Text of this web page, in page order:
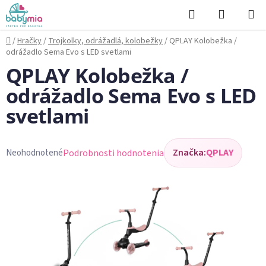
Prejsť
na
obsah
Hľadať
KOŠÍK
Domov
/Hračky/Trojkolky, odrážadlá, kolobežky/ QPLAY Kolobežka /
odrážadlo Sema Evo s LED svetlami
QPLAY Kolobežka /
odrážadlo Sema Evo s LED
svetlami
Priemerné
NeohodnotenéPodrobnosti hodnotenia Značka:QPLAY